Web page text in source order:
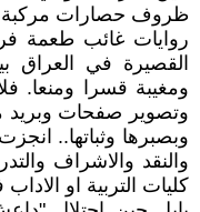
ظروف حصارات مركبة،
روايات غائب طعمة
القصيرة في العراق
ومغيبة قسرا ومنعا.
وتصوير صفحات وبريد
وبصبرها وثباتها..
والنقد والاشراف
كليات التربية او